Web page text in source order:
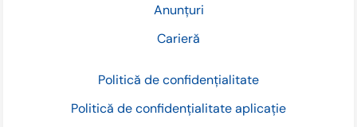
Anunțuri
Carieră
Politică de confidențialitate
Politică de confidențialitate aplicație